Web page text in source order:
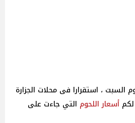
السبت ، استقرارا فى محلات الجزارة
أسعار اللحوم التي جاءت على